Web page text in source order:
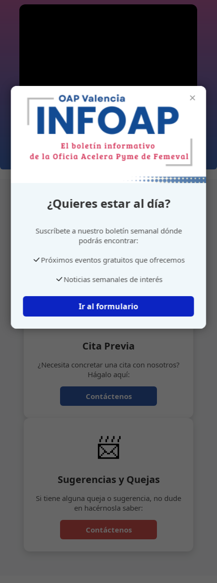
Gestione su cita o envíenos sus sugerencias de
📅
Cita Previa
¿Necesita concretar una cita con nosotros?
Hágalo aquí:
Contáctenos
📨
Sugerencias y Quejas
Si tiene alguna queja o sugerencia, no dude
en hacérnosla saber:
Contáctenos
×
¿Quieres estar al día?
Suscríbete a nuestro boletín semanal dónde
podrás encontrar:
Próximos eventos gratuitos que ofrecemos
Noticias semanales de interés
Ir al formulario